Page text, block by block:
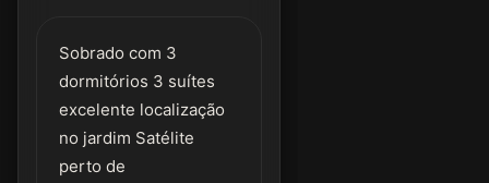
Sobrado com 3
dormitórios 3 suítes
excelente localização
no jardim Satélite
perto de